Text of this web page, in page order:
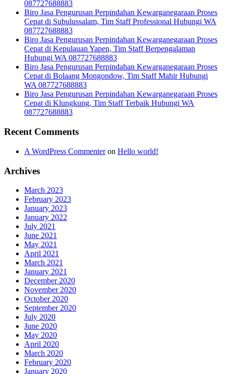
087727688883
Biro Jasa Pengurusan Perpindahan Kewarganegaraan Proses
Cepat di Subulussalam, Tim Staff Professional Hubungi WA
087727688883
Biro Jasa Pengurusan Perpindahan Kewarganegaraan Proses
Cepat di Kepulauan Yapen, Tim Staff Berpengalaman
Hubungi WA 087727688883
Biro Jasa Pengurusan Perpindahan Kewarganegaraan Proses
Cepat di Bolaang Mongondow, Tim Staff Mahir Hubungi
WA 087727688883
Biro Jasa Pengurusan Perpindahan Kewarganegaraan Proses
Cepat di Klungkung, Tim Staff Terbaik Hubungi WA
087727688883
Recent Comments
A WordPress Commenteron Hello world!
Archives
March 2023
February 2023
January 2023
January 2022
July 2021
June 2021
May 2021
April 2021
March 2021
January 2021
December 2020
November 2020
October 2020
September 2020
July 2020
June 2020
May 2020
April 2020
March 2020
February 2020
January 2020